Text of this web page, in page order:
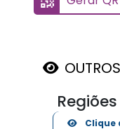
Somos uma empresa
Joinville/SC que atua
QUERO